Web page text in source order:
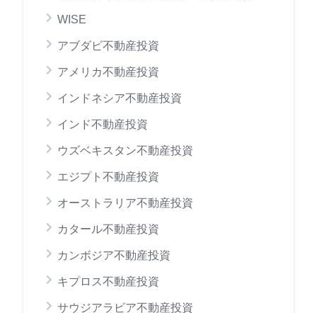
WISE
アブダビ不動産投資
アメリカ不動産投資
インドネシア不動産投資
インド不動産投資
ウズベキスタン不動産投資
エジプト不動産投資
オーストラリア不動産投資
カタール不動産投資
カンボジア不動産投資
キプロス不動産投資
サウジアラビア不動産投資